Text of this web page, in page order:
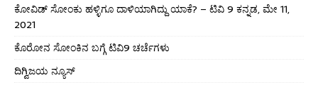
ಕೋವಿಡ್ ಸೋಂಕು ಹಳ್ಳಿಗೂ ದಾಳಿಯಾಗಿದ್ದು ಯಾಕೆ? – ಟಿವಿ 9 ಕನ್ನಡ, ಮೇ 11,
2021
ಕೊರೋನ ಸೋಂಕಿನ ಬಗ್ಗೆ ಟಿವಿ9 ಚರ್ಚೆಗಳು
ದಿಗ್ವಿಜಯ ನ್ಯೂಸ್